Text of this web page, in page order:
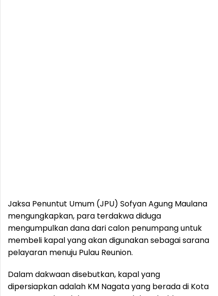
Jaksa Penuntut Umum (JPU) Sofyan Agung Maulana
mengungkapkan, para terdakwa diduga
mengumpulkan dana dari calon penumpang untuk
membeli kapal yang akan digunakan sebagai sarana
pelayaran menuju Pulau Reunion.
Dalam dakwaan disebutkan, kapal yang
dipersiapkan adalah KM Nagata yang berada di Kota